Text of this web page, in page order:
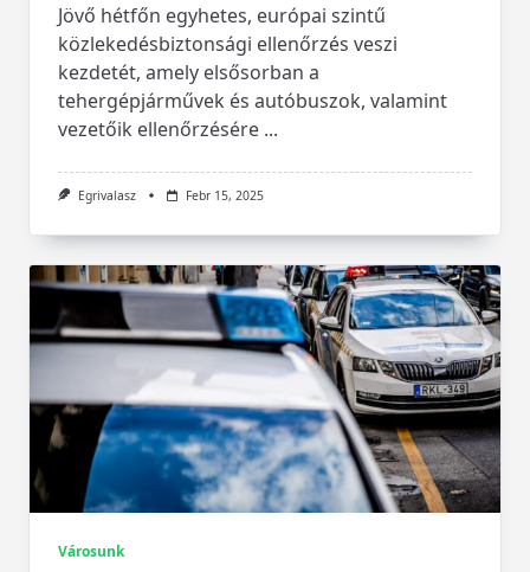
Jövő hétfőn egyhetes, európai szintű
közlekedésbiztonsági ellenőrzés veszi
kezdetét, amely elsősorban a
tehergépjárművek és autóbuszok, valamint
vezetőik ellenőrzésére ...
Egrivalasz Febr 15, 2025
Városunk